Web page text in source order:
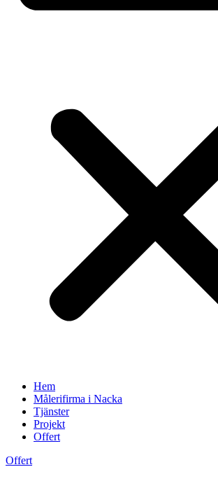
Hem
Målerifirma i Nacka
Tjänster
Projekt
Offert
Offert